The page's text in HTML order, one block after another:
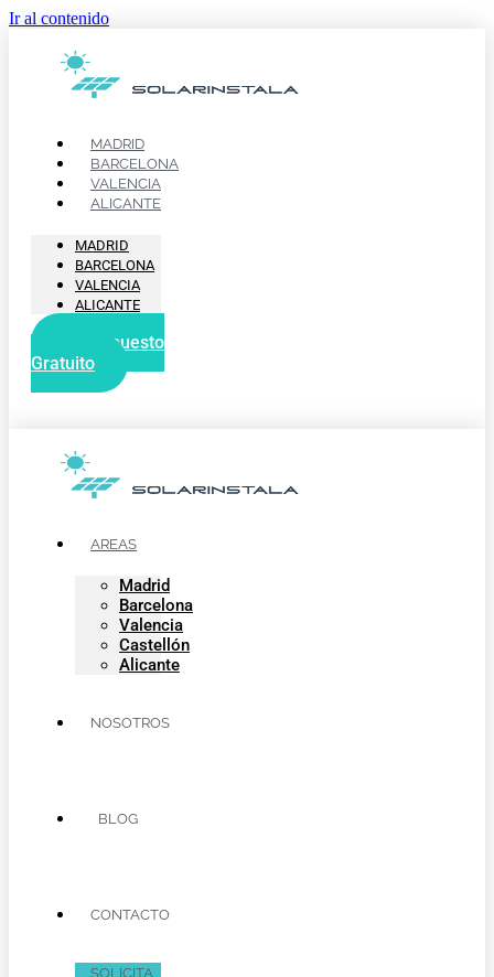
Ir al contenido
MADRID
BARCELONA
VALENCIA
ALICANTE
MADRID
BARCELONA
VALENCIA
ALICANTE
Presupuesto
Gratuito
AREAS
Madrid
Barcelona
Valencia
Castellón
Alicante
NOSOTROS
BLOG
CONTACTO
SOLICITA